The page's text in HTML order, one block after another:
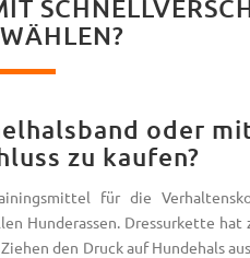
oder
zu kaufen?
für die
Hunderassen. Dressurkette hat
den Druck auf Hundehals